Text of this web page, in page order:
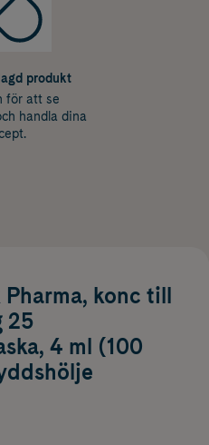
produkt
för att se
handla dina
Pharma, konc till
25
4 ml (100